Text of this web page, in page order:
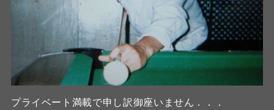
プライベート満載で申し訳御座いません．．．